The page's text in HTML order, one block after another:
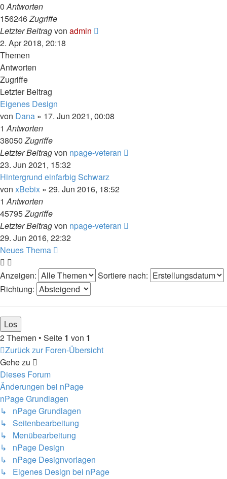
0Antworten
156246Zugriffe
Letzter Beitragvon admin
2. Apr 2018, 20:18
Themen
Antworten
Zugriffe
Letzter Beitrag
Eigenes Design
von Dana » 17. Jun 2021, 00:08
1Antworten
38050Zugriffe
Letzter Beitragvon npage-veteran
23. Jun 2021, 15:32
Hintergrund einfarbig Schwarz
von xBebix » 29. Jun 2016, 18:52
1Antworten
45795Zugriffe
Letzter Beitragvon npage-veteran
29. Jun 2016, 22:32
Neues Thema
Anzeigen:
Sortiere nach:
Richtung:
2 Themen • Seite 1 von 1
Zurück zur Foren-Übersicht
Gehe zu
Dieses Forum
Änderungen bei nPage
nPage Grundlagen
↳ nPage Grundlagen
↳ Seitenbearbeitung
↳ Menübearbeitung
↳ nPage Design
↳ nPage Designvorlagen
↳ Eigenes Design bei nPage